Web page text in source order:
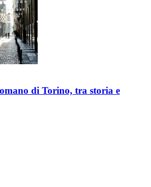
di Torino, tra storia e